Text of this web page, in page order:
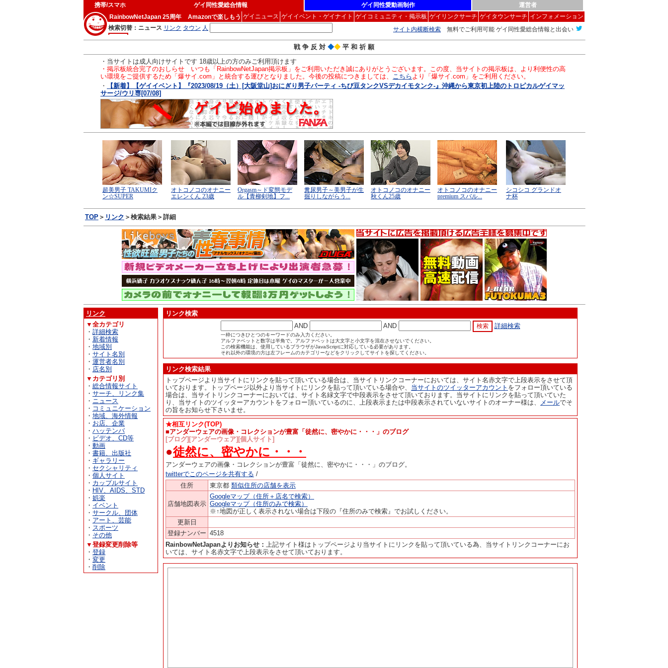
携帯/スマホ ゲイ同性愛総合情報 ゲイ同性愛動画制作
運営者
RainbowNetJapan 25周年
Amazonで楽しもう ゲイニュース ゲイイベント・ゲイナイト ゲイコミュニティ・掲示板 ゲイリンクサーチ ゲイタウンサーチ インフォメーション
サイト内横断検索 無料でご利用可能 ゲイ同性愛総合情報と出会い
戦 争 反 対 ◆◆ 平 和 祈 願
・当サイトは成人向けサイトです 18歳以上の方のみご利用頂けます
・掲示板統合完了のおしらせ いつも「RainbowNetJapan掲示板」をご利用いただき誠にありがとうございます。この度、当サイトの掲示板は、より利便性の高
い環境をご提供するため「爆サイ.com」と統合する運びとなりました。今後の投稿につきましては、 こちら より「爆サイ.com」をご利用ください。
・
【新着】【ゲイイベント】『2023/08/19（土）[大阪堂山]おにぎり男子パーティ -ちび豆タンクVSデカイモタンク-』沖縄から東京初上陸のトロピカルゲイマッ
サージ/ウリ専[07/08]
TOP ＞ リンク ＞検索結果＞詳細
リンク
▼全カテゴリ
・ 詳細検索
・ 新着情報
・ 地域別
・ サイト名別
・ 運営者名別
・ 店名別
▼カテゴリ別
・ 総合情報サイト
・ サーチ、リンク集
・ ニュース
・ コミュニケーション
・ 地域、海外情報
・ お店、企業
・ ハッテンバ
・ ビデオ、CD等
・ 動画
・ 書籍、出版社
・ ギャラリー
・ セクシャリティ
・ 個人サイト
・ カップルサイト
・ HIV、AIDS、STD
・ 娯楽
・ イベント
・ サークル、団体
・ アート、芸能
・ スポーツ
・ その他
▼登録変更削除等
・ 登録
・ 変更
・ 削除
リンク検索
AND
AND 詳細検索
一枠につきひとつのキーワードのみ入力ください。
アルファベットと数字は半角で。アルファベットは大文字と小文字を混在させないでください。
この検索機能は、使用しているブラウザがJavaScriptに対応している必要があります。
それ以外の環境の方は左フレームのカテゴリーなどをクリックしてサイトを探してください。
リンク検索結果
トップページより当サイトにリンクを貼って頂いている場合は、当サイトリンクコーナーにおいては、サイト名赤文字で上段表示をさせて頂
いております。トップページ以外より当サイトにリンクを貼って頂いている場合や、 当サイトのツイッターアカウント をフォロー頂いている
場合は、当サイトリンクコーナーにおいては、サイト名緑文字で中段表示をさせて頂いております。当サイトにリンクを貼って頂いていた
り、当サイトのツイッターアカウントをフォロー頂いているのに、上段表示または中段表示されていないサイトのオーナー様は、
メールでそ
の旨をお知らせ下さいませ。
★相互リンク(TOP)
■アンダーウェアの画像・コレクションが豊富「徒然に、密やかに・・・」のブログ
[ブログ][アンダーウェア][個人サイト]
●徒然に、密やかに・・・
アンダーウェアの画像・コレクションが豊富「徒然に、密やかに・・・」のブログ。
twitterでこのページを共有する /
住所
東京都 類似住所の店舗を表示
店舗地図表示
Googleマップ（住所＋店名で検索）
Googleマップ（住所のみで検索）
※↑地図が正しく表示されない場合は下段の『住所のみで検索』でお試しください。
更新日
登録ナンバー 4518
RainbowNetJapanよりお知らせ： 上記サイト様はトップページより当サイトにリンクを貼って頂いている為、当サイトリンクコーナーにお
いては、サイト名赤文字で上段表示をさせて頂いております。